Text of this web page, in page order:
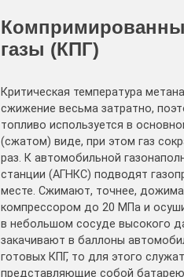
газы (КПГ)
Критическая температура
сжижение весьма затратно,
топливо используется в
(сжатом) виде, при этом газ
раз. К автомобильной
станции (АГНКС) подводят
месте. Сжимают, точнее,
компрессором до 20 МПа и
в небольшом сосуде высокого
закачивают в баллоны
готовых КПГ, то для этого
представляющие собой